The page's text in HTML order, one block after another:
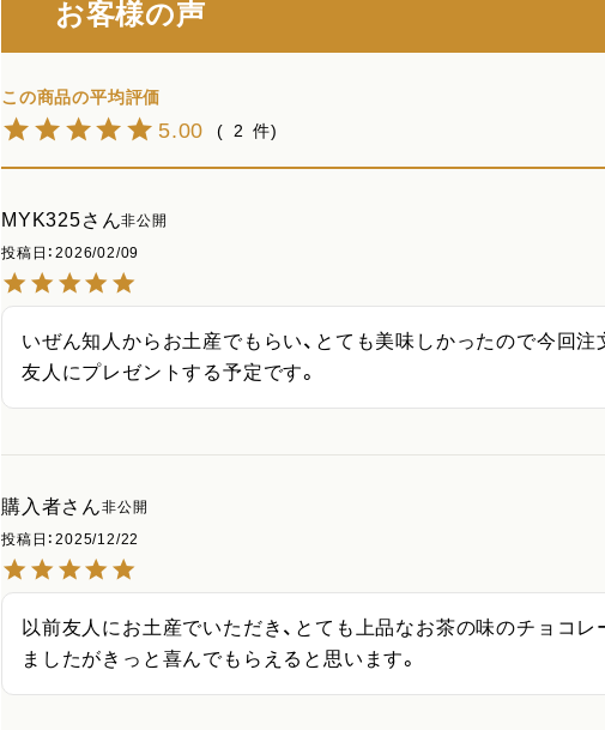
お客様の声
5.00 2
MYK325
非公開
投稿日
2026/02/09
いぜん知人からお土産でもらい、とても美味しかったので今回
友人にプレゼントする予定です。
購入者
非公開
投稿日
2025/12/22
以前友人にお土産でいただき、とても上品なお茶の味のチョコ
ましたがきっと喜んでもらえると思います。